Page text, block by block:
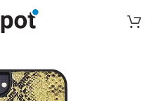
iPhone XR